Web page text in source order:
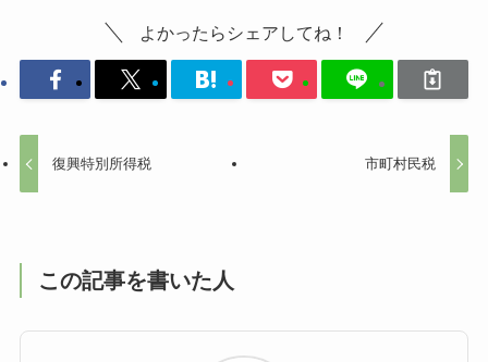
よかったらシェアしてね！
復興特別所得税 市町村民税
この記事を書いた人